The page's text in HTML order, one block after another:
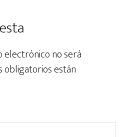
electrónico no será
obligatorios están